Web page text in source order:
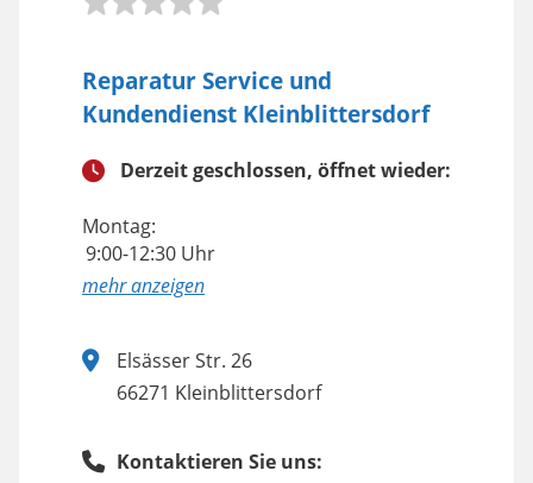
Reparatur Service und
Kundendienst Kleinblittersdorf
Derzeit geschlossen, öffnet wieder:
Montag:
9:00-12:30 Uhr
anzeigen
Elsässer Str. 26
66271 Kleinblittersdorf
Kontaktieren Sie uns: